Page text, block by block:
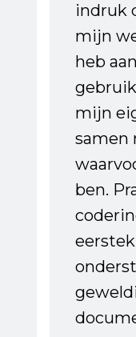
indruk
mijn
heb
mijn
samen
ben.